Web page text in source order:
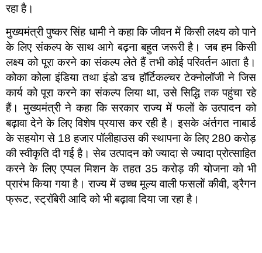
रहा है।
मुख्यमंत्री पुष्कर सिंह धामी ने कहा कि जीवन में किसी लक्ष्य को पाने
के लिए संकल्प के साथ आगे बढ़ना बहुत जरूरी है। जब हम किसी
लक्ष्य को पूरा करने का संकल्प लेते हैं तभी कोई परिवर्तन आता है।
कोका कोला इंडिया तथा इंडो डच हॉर्टिकल्चर टेक्नोलॉजी ने जिस
कार्य को पूरा करने का संकल्प लिया था, उसे सिद्धि तक पहुंचा रहे
हैं। मुख्यमंत्री ने कहा कि सरकार राज्य में फलों के उत्पादन को
बढ़ावा देने के लिए विशेष प्रयास कर रही है। इसके अंर्तगत नाबार्ड
के सहयोग से 18 हजार पॉलीहाउस की स्थापना के लिए 280 करोड़
की स्वीकृति दी गई है। सेब उत्पादन को ज्यादा से ज्यादा प्रोत्साहित
करने के लिए एप्पल मिशन के तहत 35 करोड़ की योजना को भी
प्रारंभ किया गया है। राज्य में उच्च मूल्य वाली फसलों कीवी, ड्रैगन
फ्रूट, स्ट्रॉबेरी आदि को भी बढ़ावा दिया जा रहा है।